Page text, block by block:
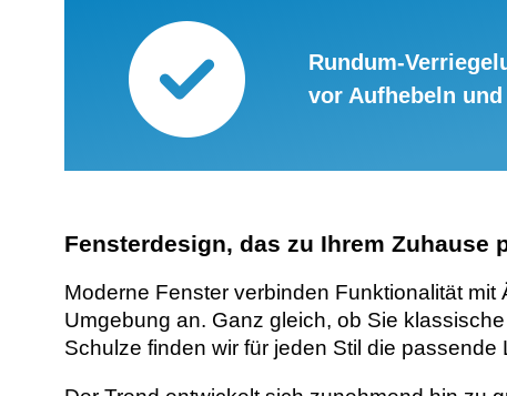
Rundum-
vor Aufhebeln
Fensterdesign, das zu Ihrem Zuhause
Moderne Fenster verbinden Funktionalität
Umgebung an. Ganz gleich, ob Sie
Schulze finden wir für jeden Stil die passende